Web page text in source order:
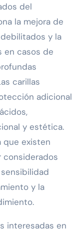
del
la mejora de
y la
en casos de
carillas
adicional
y estética.
que existen
considerados
y la
interesadas en